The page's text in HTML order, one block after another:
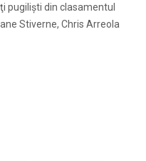
pugilişti din clasamentul
Stiverne, Chris Arreola